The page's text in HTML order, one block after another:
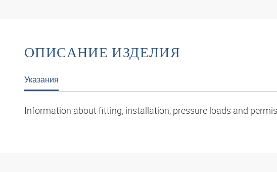
ОПИСАНИЕ ИЗДЕЛИЯ
Указания
Information about fitting, installation, pressure loads and